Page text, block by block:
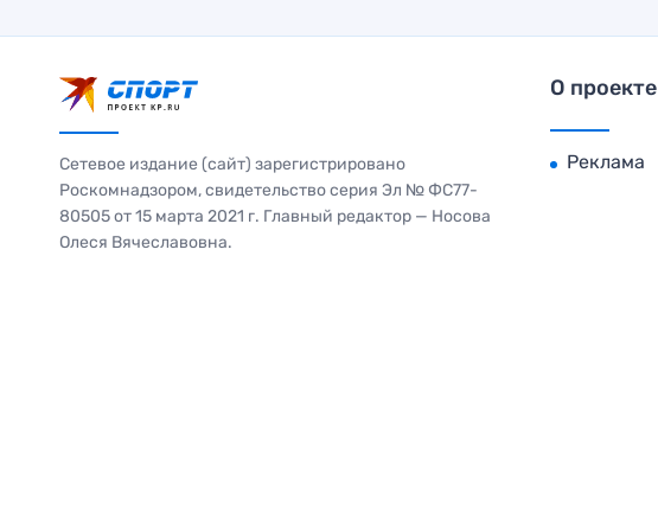
Сетевое издание (сайт) зарегистрировано
Роскомнадзором, свидетельство серия Эл № ФС77-
80505 от 15 марта 2021 г. Главный редактор — Носова
Олеся Вячеславовна.
О проекте
Реклама